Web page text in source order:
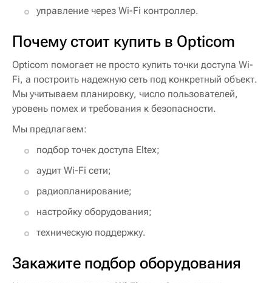
управление через Wi-Fi контроллер.
Почему стоит купить в Opticom
Opticom помогает не просто купить точки доступа Wi-
Fi, а построить надежную сеть под конкретный объект.
Мы учитываем планировку, число пользователей,
уровень помех и требования к безопасности.
Мы предлагаем:
подбор точек доступа Eltex;
аудит Wi-Fi сети;
радиопланирование;
настройку оборудования;
техническую поддержку.
Закажите подбор оборудования